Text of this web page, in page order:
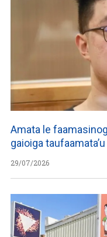
Amata le
gaioiga
29/07/2026